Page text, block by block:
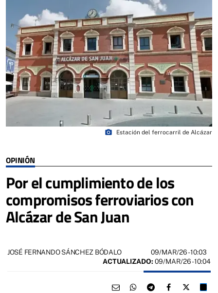
OPINIÓN
Por el cumplimiento de los
compromisos ferroviarios con
Alcázar de San Juan
photo_camera Estación del ferrocarril de Alcázar
JOSÉ FERNANDO SÁNCHEZ BÓDALO 09/MAR/26- 10:03
ACTUALIZADO: 09/MAR/26 - 10:04